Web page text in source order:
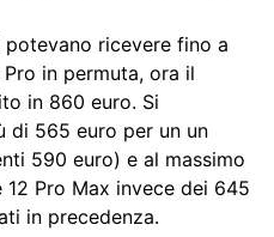
ricevere fino a
in permuta, ora il
in 860 euro. Si
di 565 euro per un un
590 euro) e al massimo
Pro Max invece dei 645
in precedenza.